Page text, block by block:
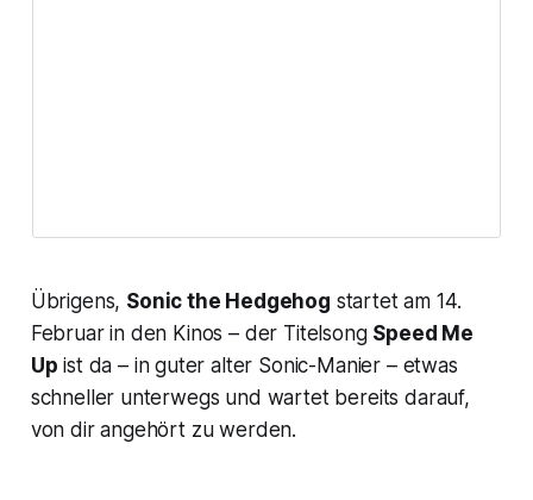
Übrigens, Sonic the Hedgehog startet am 14.
Februar in den Kinos – der Titelsong Speed Me
Up ist da – in guter alter Sonic-Manier – etwas
schneller unterwegs und wartet bereits darauf,
von dir angehört zu werden.